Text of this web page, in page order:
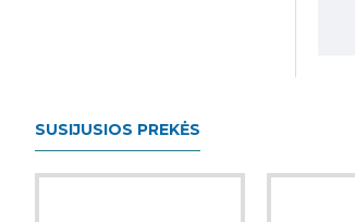
SUSIJUSIOS PREKĖS